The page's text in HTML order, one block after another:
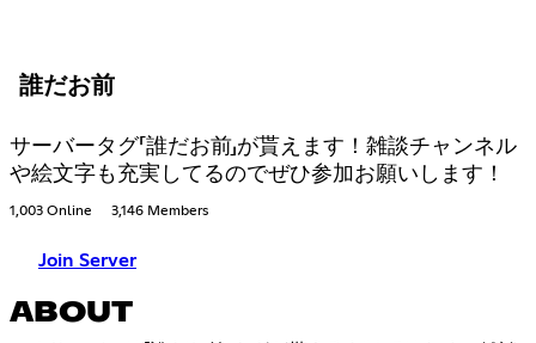
誰だお前
サーバータグ「誰だお前」が貰えます！雑談チャンネル
や絵文字も充実してるのでぜひ参加お願いします！
1,003 Online 3,146 Members
Join Server
ABOUT